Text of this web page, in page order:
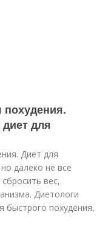
похудения.
для
Диет для
далеко не все
вес,
Диетологи
быстрого похудения,